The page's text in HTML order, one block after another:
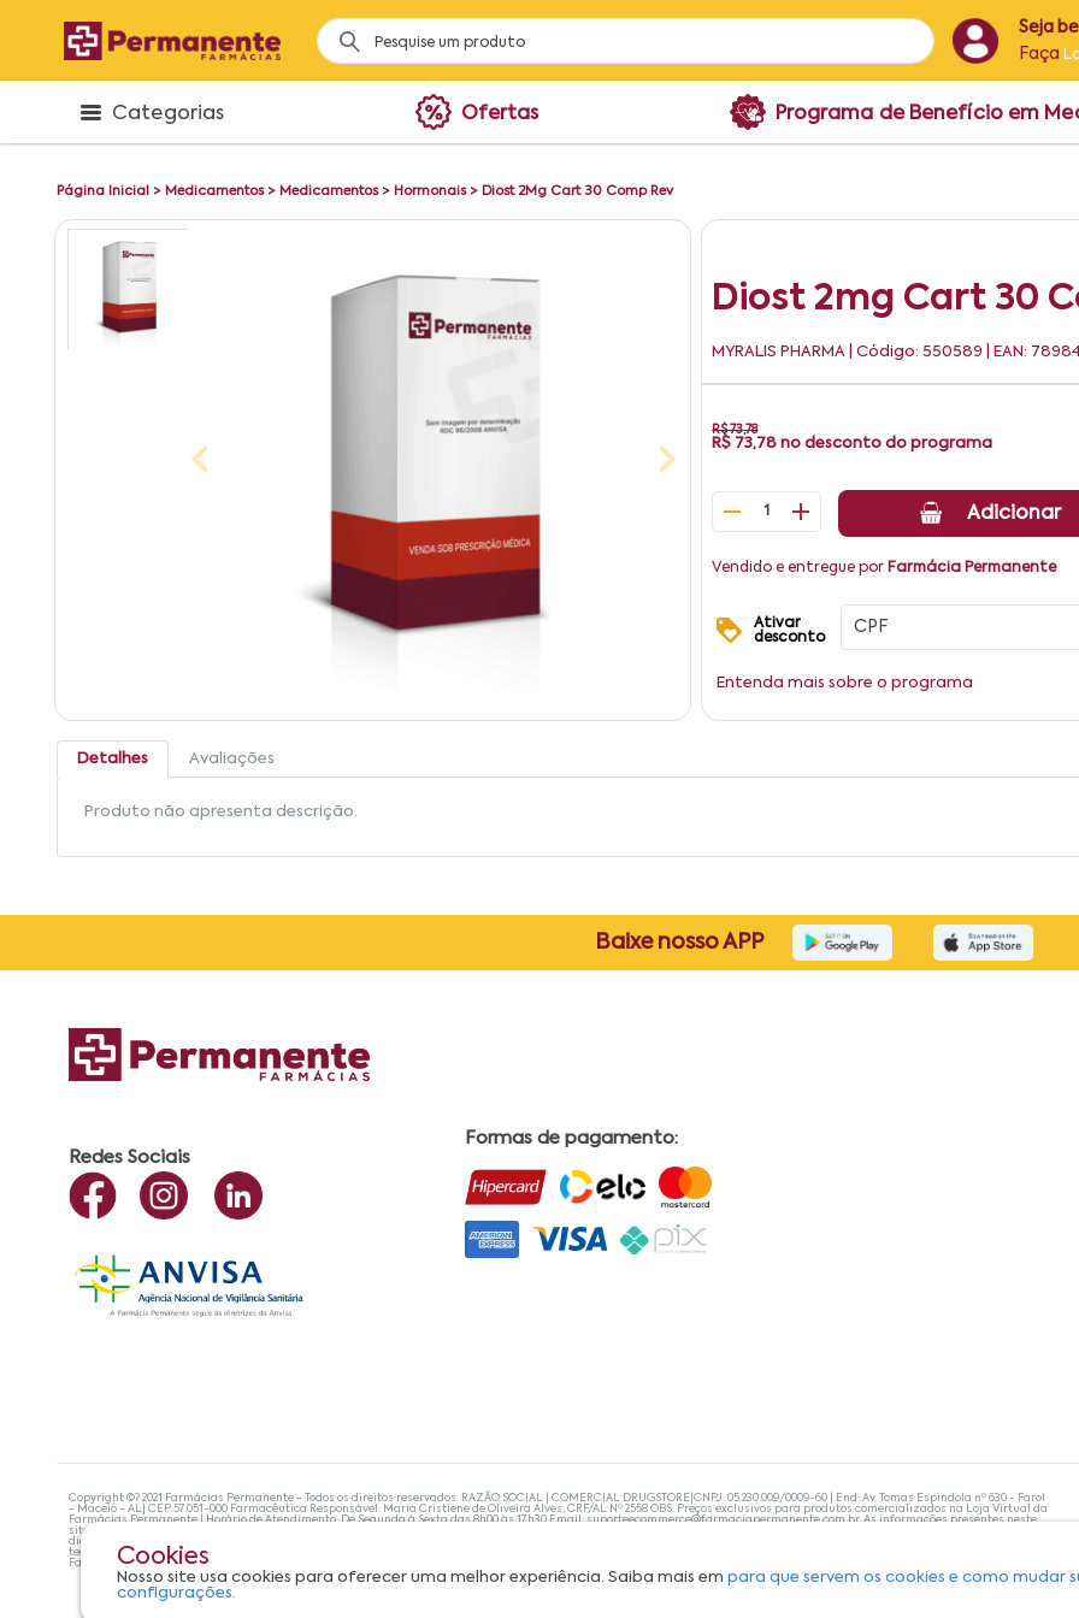
Seja
Faça
Categorias Ofertas Programa de Benefício em
Página Inicial > Medicamentos> Medicamentos> Hormonais> Diost 2Mg Cart 30 Comp Rev
Diost 2mg Cart 30
MYRALIS PHARMA | Código: 550589 | EAN:
R$ 73,78
R$ 73,78no desconto do programa
1 Adicionar
Vendido e entregue por Farmácia Permanente
Ativar
desconto
Entenda mais sobre o programa
Detalhes Avaliações
Produto não apresenta descrição.
Cookies
Nosso site usa cookies para oferecer uma melhor experiência. Saiba mais empara que servem os cookies e como mudar
configurações.
Baixe nosso APP
Redes Sociais
Formas de pagamento:
Copyright ©? 2021 Farmácias Permanente - Todos os direitos reservados. RAZÃO SOCIAL | COMERCIAL DRUGSTORE|CNPJ: 05.230.009/0009-60 | End: Av. Tomas Espindola nº 630 - Farol
- Maceió - AL| CEP:57.051-000 Farmacêutica Responsável: Maria Cristiene de Oliveira Alves, CRF/AL Nº 2558 OBS: Preços exclusivos para produtos comercializados na Loja Virtual da
Farmácias Permanente | Horário de Atendimento: De Segunda à Sexta das 8h00 às 17h30 Email:suporteecommerce@farmaciapermanente.com.br. As informações presentes neste
site não devem ser utilizadas para automedicação e, de forma alguma, substituem as orientações de um profissional da área médica. Apenas o médico está capacitado para
diagnosticar problemas de saúde e prescrever o tratamento adequado. Se os sintomas persistirem, um médico deve ser consultado. A Farmácia Permanente trabalha com as
tecnologias mais avançadas de proteção de dados, para que você possa realizar suas compras com tranquilidade. A privacidade e a segurança dos clientes são compromissos da
Farmácias Permanente. Todos os pedidos efetuados estão sujeitos à confirmação da disponibilidade de produto em nosso estoque.